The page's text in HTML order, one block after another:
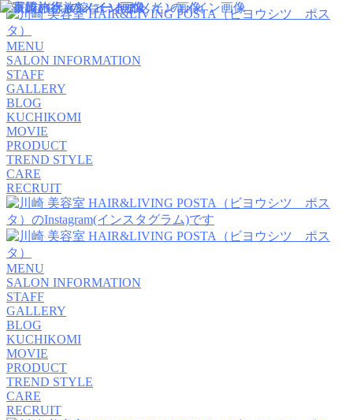
MENU
SALON INFORMATION
STAFF
GALLERY
BLOG
KUCHIKOMI
MOVIE
PRODUCT
TREND STYLE
CARE
RECRUIT
MENU
SALON INFORMATION
STAFF
GALLERY
BLOG
KUCHIKOMI
MOVIE
PRODUCT
TREND STYLE
CARE
RECRUIT